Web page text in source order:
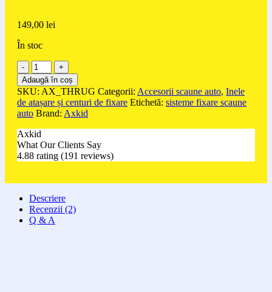
149,00 lei
În stoc
Cantitate
Centuri
de
fixare
Adaugă în coș
SKU: AX_THRUG Categorii: Accesorii scaune auto, Inele
de atașare și centuri de fixare Etichetă: sisteme fixare scaune
auto Brand: Axkid
Axkid
What Our Clients Say
4.88 rating (191 reviews)
Descriere
Recenzii (2)
Q & A